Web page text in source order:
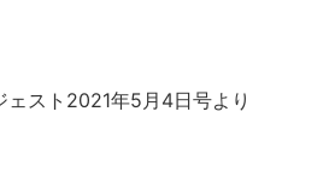
ェスト2021年5月4日号より